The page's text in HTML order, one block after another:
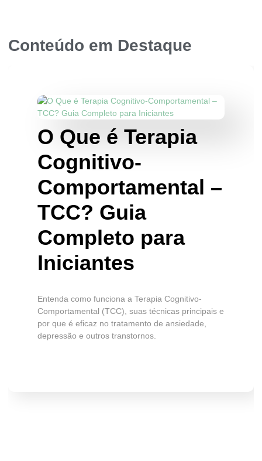
Conteúdo em Destaque
O Que é Terapia
Cognitivo-
Comportamental –
TCC? Guia
Completo para
Iniciantes
Entenda como funciona a Terapia Cognitivo-
Comportamental (TCC), suas técnicas principais e
por que é eficaz no tratamento de ansiedade,
depressão e outros transtornos.